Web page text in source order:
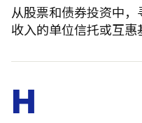
从股票和债券投资中
收入的单位信托或互惠
H